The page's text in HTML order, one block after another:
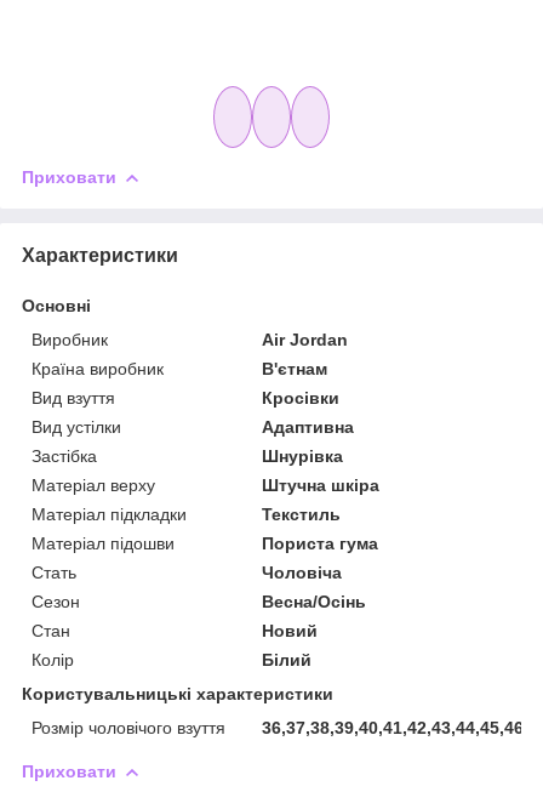
Приховати
Характеристики
Основні
Виробник
Air Jordan
Країна виробник
В'єтнам
Вид взуття
Кросівки
Вид устілки
Адаптивна
Застібка
Шнурівка
Матеріал верху
Штучна шкіра
Матеріал підкладки
Текстиль
Матеріал підошви
Пориста гума
Стать
Чоловіча
Сезон
Весна/Осінь
Стан
Новий
Колір
Білий
Користувальницькі характеристики
Розмір чоловічого взуття
36,37,38,39,40,41,42,43,44,45,46
Приховати